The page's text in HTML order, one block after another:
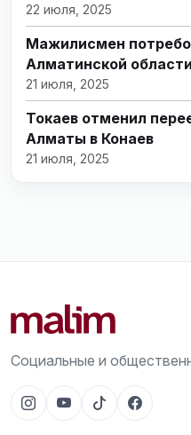
22 июля, 2025
Мажилисмен
Алматинской области
21 июля, 2025
Токаев отменил
Алматы в Конаев
21 июля, 2025
Социальные и